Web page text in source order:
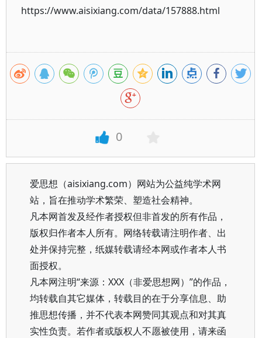
https://www.aisixiang.com/data/157888.html
0
爱思想（aisixiang.com）网站为公益纯学术网
站，旨在推动学术繁荣、塑造社会精神。
凡本网首发及经作者授权但非首发的所有作品，
版权归作者本人所有。网络转载请注明作者、出
处并保持完整，纸媒转载请经本网或作者本人书
面授权。
凡本网注明“来源：XXX（非爱思想网）”的作品，
均转载自其它媒体，转载目的在于分享信息、助
推思想传播，并不代表本网赞同其观点和对其真
实性负责。若作者或版权人不愿被使用，请来函